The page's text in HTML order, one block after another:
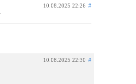
10.08.2025 22:26 #
10.08.2025 22:30 #